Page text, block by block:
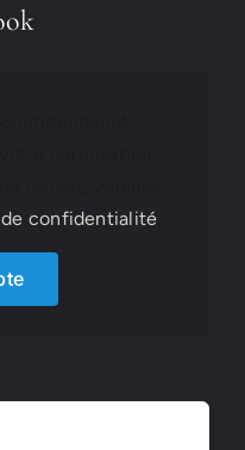
confidentialité